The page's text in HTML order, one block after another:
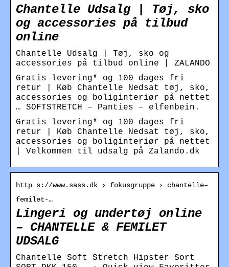
Chantelle Udsalg | Tøj, sko
og accessories på tilbud
online
Chantelle Udsalg | Tøj, sko og
accessories på tilbud online | ZALANDO
Gratis levering* og 100 dages fri
retur | Køb Chantelle Nedsat tøj, sko,
accessories og boliginteriør på nettet
… SOFTSTRETCH – Panties – elfenbein.
Gratis levering* og 100 dages fri
retur | Køb Chantelle Nedsat tøj, sko,
accessories og boliginteriør på nettet
| Velkommen til udsalg på Zalando.dk
http s://www.sass.dk › fokusgruppe › chantelle–
femilet-…
Lingeri og undertøj online
– CHANTELLE & FEMILET
UDSALG
Chantelle Soft Stretch Hipster Sort